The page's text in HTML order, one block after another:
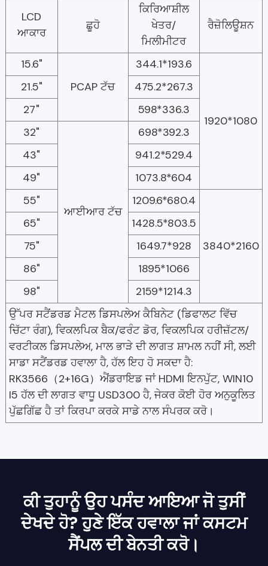
LCD
ਆਕਾਰ
ਛੂਹੋ
ਕਿਰਿਆਸ਼ੀਲ
ਖੇਤਰ/
ਮਿਲੀਮੀਟਰ
ਰੈਜ਼ੋਲਿਊਸ਼ਨ
15.6"
PCAP ਟੱਚ
344.1*193.6
1920*1080
21.5"
475.2*267.3
27"
598*336.3
32"
ਆਈਆਰ ਟੱਚ
698*392.3
43"
941.2*529.4
49"
1073.8*604
55"
1209.6*680.4
3840*2160
65"
1428.5*803.5
75"
1649.7*928
86"
1895*1066
98"
2159*1214.3
ਉੱਪਰ ਸਟੈਂਡਰਡ ਮੈਟਲ ਡਿਸਪਲੇਅ ਕੈਬਿਨੇਟ (ਡਿਫਾਲਟ ਵਿੱਚ
ਚਿੱਟਾ ਰੰਗ), ਵਿਕਲਪਿਕ ਬੈਕ/ਫਰੰਟ ਡੋਰ, ਵਿਕਲਪਿਕ ਹਰੀਜ਼ੱਟਲ/
ਵਰਟੀਕਲ ਡਿਸਪਲੇਅ, ਮਾਲ ਭਾੜੇ ਦੀ ਲਾਗਤ ਸ਼ਾਮਲ ਨਹੀਂ ਸੀ, ਲਈ
ਸਾਡਾ ਸਟੈਂਡਰਡ ਹਵਾਲਾ ਹੈ, ਹੱਲ ਇਹ ਹੋ ਸਕਦਾ ਹੈ:
RK3566（2+16G）ਐਂਡਰਾਇਡ ਜਾਂ HDMI ਇਨਪੁੱਟ, WIN10
I5 ਹੱਲ ਦੀ ਲਾਗਤ ਵਾਧੂ USD300 ਹੈ, ਜੇਕਰ ਕੋਈ ਹੋਰ ਅਨੁਕੂਲਿਤ
ਪੁੱਛਗਿੱਛ ਹੈ ਤਾਂ ਕਿਰਪਾ ਕਰਕੇ ਸਾਡੇ ਨਾਲ ਸੰਪਰਕ ਕਰੋ।
ਕੀ ਤੁਹਾਨੂੰ ਉਹ ਪਸੰਦ ਆਇਆ ਜੋ ਤੁਸੀਂ
ਦੇਖਦੇ ਹੋ? ਹੁਣੇ ਇੱਕ ਹਵਾਲਾ ਜਾਂ ਕਸਟਮ
ਸੈਂਪਲ ਦੀ ਬੇਨਤੀ ਕਰੋ।